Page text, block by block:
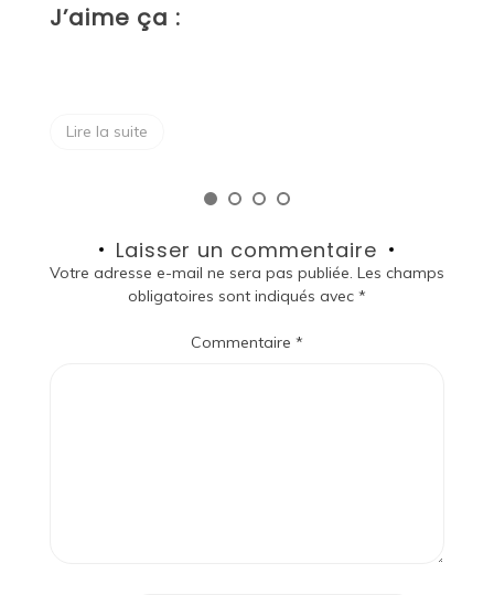
J’aime ça :
Lire la suite
Laisser un commentaire
Votre adresse e-mail ne sera pas publiée. Les champs
obligatoires sont indiqués avec *
Commentaire *